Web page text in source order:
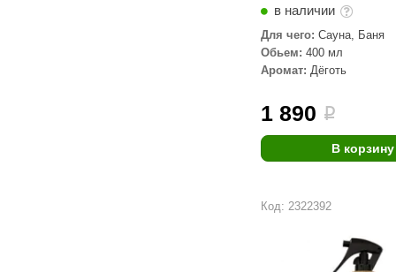
в наличии
Для чего: Сауна, Баня
Обьем: 400 мл
Аромат: Дёготь
1 890 i
В корзину
Код: 2322392